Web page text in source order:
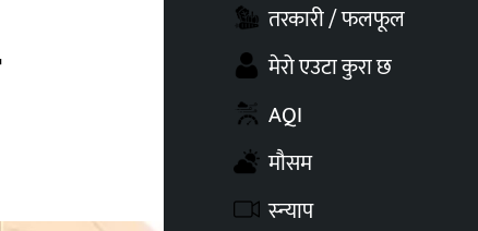
तरकारी / फलफूल
मेरो एउटा कुरा छ
AQI
मौसम
स्न्याप